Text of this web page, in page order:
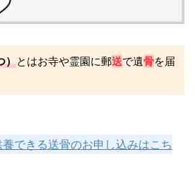
）とはお寺や霊園に郵送で遺骨を届
できる送骨のお申し込みはこち